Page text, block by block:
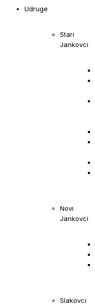
Udruge
Stari
Jankovci
Novi
Jankovci
Slakovci